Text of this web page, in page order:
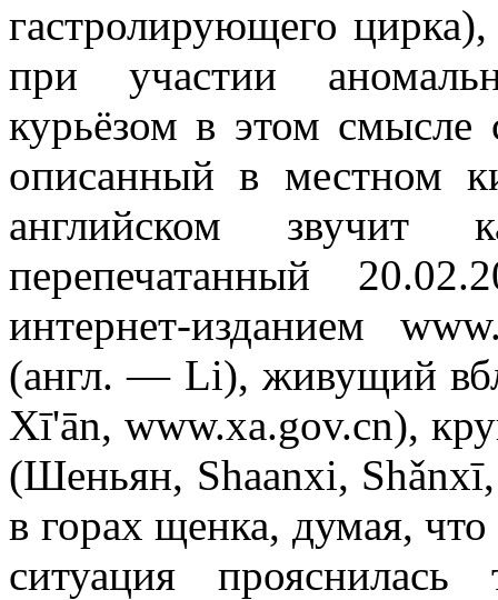
гастролирующего
при участии
курьёзом в этом смысле
описанный в местном
английском
перепечатанный
интернет-изданием
(англ. — Li), живущий
Xī'ān, www.xa.gov.cn),
(Шеньян, Shaanxi,
в горах щенка, думая,
ситуация